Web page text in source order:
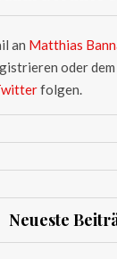
an Matthias
oder
folgen.
Neueste